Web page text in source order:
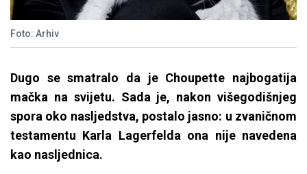
Foto: Arhiv
Dugo se smatralo da je Choupette najbogatija
mačka na svijetu. Sada je, nakon višegodišnjeg
spora oko nasljedstva, postalo jasno: u zvaničnom
testamentu Karla Lagerfelda ona nije navedena
kao nasljednica.